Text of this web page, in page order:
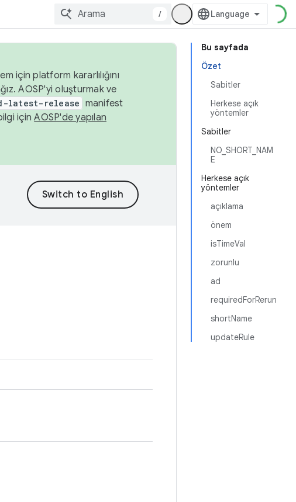
/
Bu sayfada
Özet
Sabitler
Herkese açık
yöntemler
Sabitler
NO_SHORT_NAM
E
Herkese açık
yöntemler
açıklama
önem
isTimeVal
zorunlu
ad
requiredForRerun
shortName
updateRule
için platform kararlılığını
AOSP'yi oluşturmak ve
latest-release manifest
içinAOSP'de yapılan